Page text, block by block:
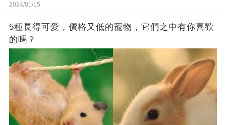
2024/01/15
5種長得可愛，價格又低的寵物，它們之中有你喜歡
的嗎？